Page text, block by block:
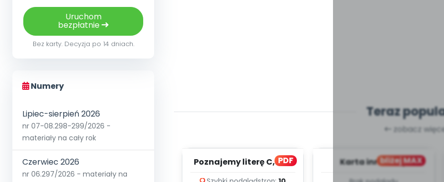
Uruchom
bezpłatnie
Bez karty. Decyzja po 14 dniach.
Numery
Lipiec-sierpień 2026
nr 07-08.298-299/2026 -
materiały na cały rok
Czerwiec 2026
nr 06.297/2026 - materiały na
Teraz
zobacz
PDF
Poznajemy literę C, cz. 1
bliżej MAX
Karta innowacji